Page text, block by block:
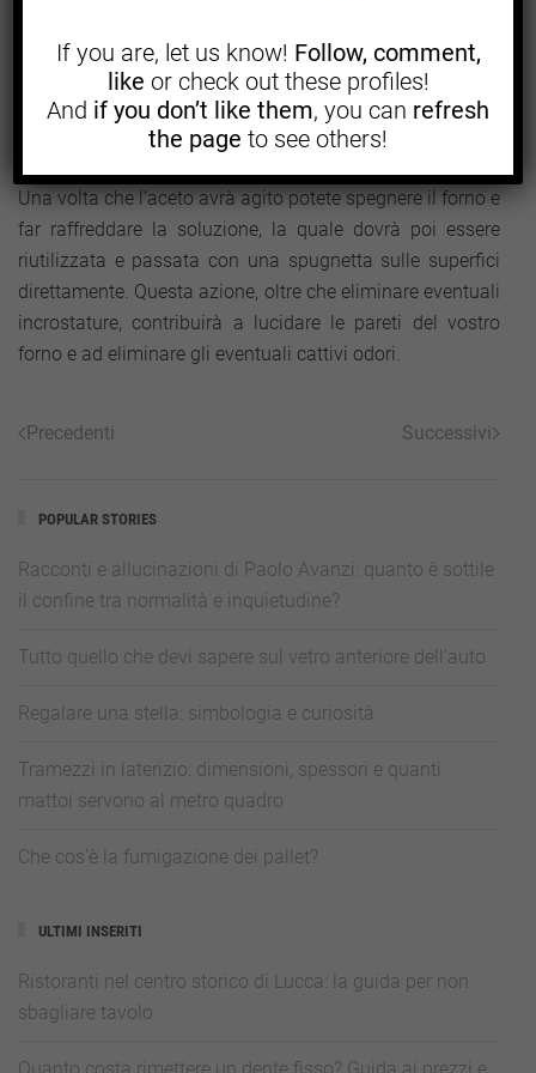
all’interno del vostro forno preriscaldato ad una
temperatura di circa 100°; lasciate infine agire la
soluzione per circa 15 minuti, in modo che l’aceto possa
agire sulle superfici sgrassandole.
Una volta che l’aceto avrà agito potete spegnere il forno e
far raffreddare la soluzione, la quale dovrà poi essere
riutilizzata e passata con una spugnetta sulle superfici
direttamente. Questa azione, oltre che eliminare eventuali
incrostature, contribuirà a lucidare le pareti del vostro
forno e ad eliminare gli eventuali cattivi odori.
Precedenti Successivi
POPULAR STORIES
Racconti e allucinazioni di Paolo Avanzi: quanto è sottile
il confine tra normalità e inquietudine?
Tutto quello che devi sapere sul vetro anteriore dell’auto
Regalare una stella: simbologia e curiosità
Tramezzi in laterizio: dimensioni, spessori e quanti
mattoi servono al metro quadro
Che cos’è la fumigazione dei pallet?
ULTIMI INSERITI
Ristoranti nel centro storico di Lucca: la guida per non
sbagliare tavolo
Quanto costa rimettere un dente fisso? Guida ai prezzi e
If you are, let us know! Follow, comment,
like or check out these profiles!
And if you don’t like them, you can refresh
the page to see others!